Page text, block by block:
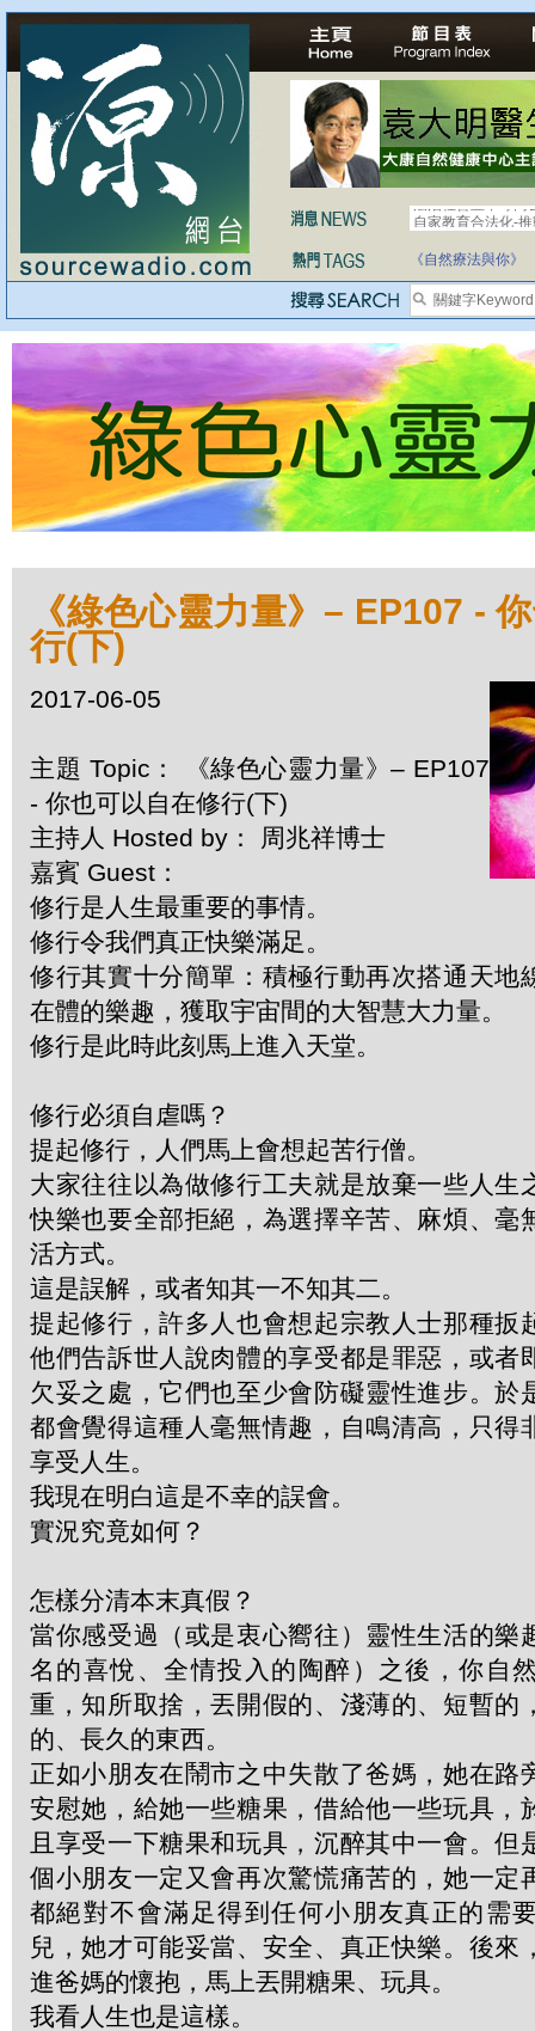
自家教育合法化-
《自然療法與你》
《綠色心靈力量》– EP107 -
行(下)
2017-06-05
主題 Topic： 《綠色心靈力量》– EP107
- 你也可以自在修行(下)
主持人 Hosted by： 周兆祥博士
嘉賓 Guest：
修行是人生最重要的事情。
修行令我們真正快樂滿足。
修行其實十分簡單：積極行動再次搭通天地
在體的樂趣，獲取宇宙間的大智慧大力量。
修行是此時此刻馬上進入天堂。
修行必須自虐嗎？
提起修行，人們馬上會想起苦行僧。
大家往往以為做修行工夫就是放棄一些人生
快樂也要全部拒絕，為選擇辛苦、麻煩、毫
活方式。
這是誤解，或者知其一不知其二。
提起修行，許多人也會想起宗教人士那種扳
他們告訴世人說肉體的享受都是罪惡，或者
欠妥之處，它們也至少會防礙靈性進步。於
都會覺得這種人毫無情趣，自鳴清高，只得
享受人生。
我現在明白這是不幸的誤會。
實況究竟如何？
怎樣分清本末真假？
當你感受過（或是衷心嚮往）靈性生活的樂
名的喜悅、全情投入的陶醉）之後，你自
重，知所取捨，丟開假的、淺薄的、短暫的
的、長久的東西。
正如小朋友在鬧市之中失散了爸媽，她在路
安慰她，給她一些糖果，借給他一些玩具，
且享受一下糖果和玩具，沉醉其中一會。但
個小朋友一定又會再次驚慌痛苦的，她一定
都絕對不會滿足得到任何小朋友真正的需
兒，她才可能妥當、安全、真正快樂。後來
進爸媽的懷抱，馬上丟開糖果、玩具。
我看人生也是這樣。